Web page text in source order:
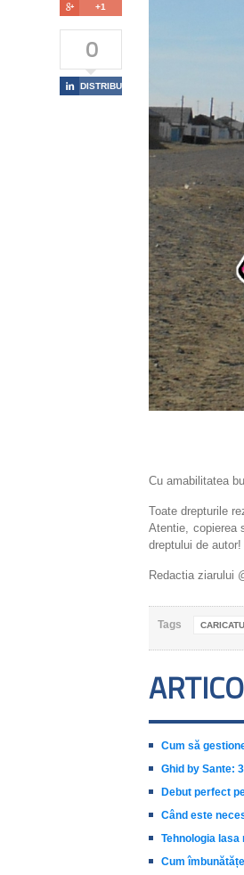
 +1
0
 DISTRIBUIE
Cu amabilitatea
Toate drepturile
Atentie, copierea
dreptului de autor!
Redactia ziarului
Tags
Cum să
Ghid by Sante:
Debut perfect
Când este
Tehnologia
Cum